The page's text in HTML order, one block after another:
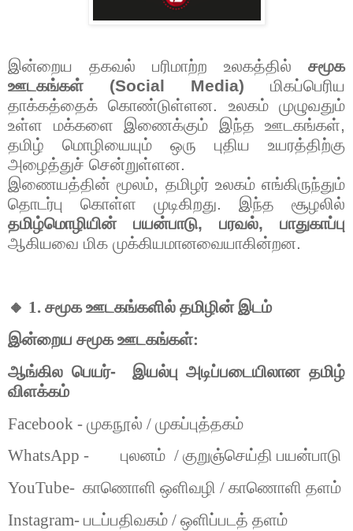
இன்றைய தகவல் பரிமாற்ற உலகத்தில்
சமூக
ஊடகங்கள்(Social Media)
மிகப்பெரிய
தாக்கத்தைக் கொண்டுள்ளன. உலகம் முழுவதும்
உள்ள
மக்களை இணைக்கும் இந்த ஊடகங்கள்,
தமிழ்
மொழியையும் ஒரு புதிய
உயரத்திற்கு
அழைத்துச் சென்றுள்ளன.
இணையத்தின் மூலம், தமிழர் உலகம் எங்கிருந்தும்
தொடர்பு
கொள்ள முடிகிறது. இந்த
சூழலில்
தமிழ்மொழியின்
பயன்பாடு, பரவல், பாதுகாப்பு
ஆகியவை மிக முக்கியமானவையாகின்றன.
🔸 1. சமூக ஊடகங்களில் தமிழின் இடம்
இன்றைய சமூக ஊடகங்கள்:
ஆங்கில பெயர்- இயல்பு அடிப்படையிலான தமிழ்
விளக்கம்
Facebook - முகநூல் / முகப்புத்தகம்
WhatsApp - புலனம் / குறுஞ்செய்தி பயன்பாடு
YouTube- காணொளி ஒளிவழி / காணொளி தளம்
Instagram- படப்பதிவகம் / ஒளிப்படத் தளம்